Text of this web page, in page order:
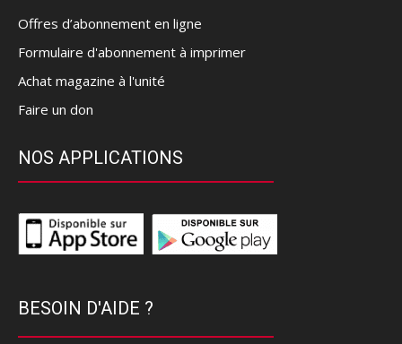
Offres d’abonnement en ligne
Formulaire d'abonnement à imprimer
Achat magazine à l'unité
Faire un don
NOS APPLICATIONS
BESOIN D'AIDE ?